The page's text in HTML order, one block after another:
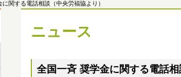
関する電話相談（中央労福協より）
ニュース
全国一斉 奨学金に関する電話相